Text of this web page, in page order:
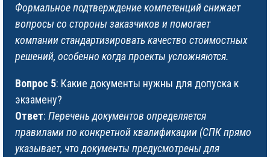
Формальное подтверждение компетенций снижает
вопросы со стороны заказчиков и помогает
компании стандартизировать качество стоимостных
решений, особенно когда проекты усложняются.
Вопрос 5: Какие документы нужны для допуска к
экзамену?
Ответ: Перечень документов определяется
правилами по конкретной квалификации (СПК прямо
указывает, что документы предусмотрены для